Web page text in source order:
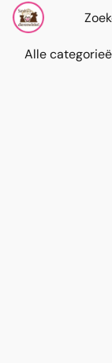
Alle